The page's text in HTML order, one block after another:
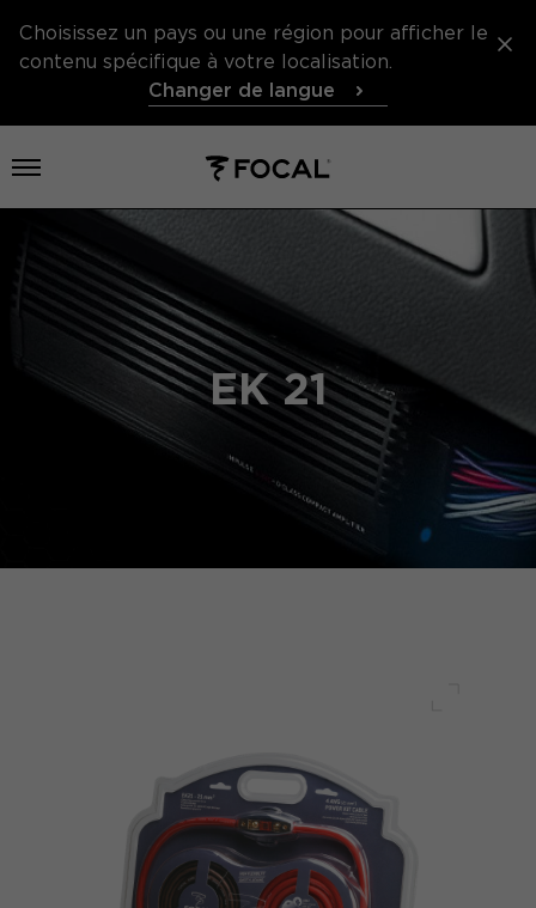
Choisissez un pays ou une région pour afficher le
contenu spécifique à votre localisation.
Changer de langue
Ouvrir le menu
EK 21